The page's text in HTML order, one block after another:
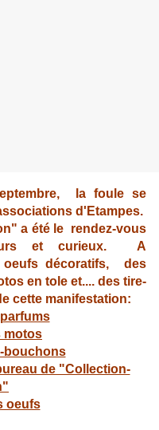
la foule se
d'Etampes.
a été le rendez-vous
et curieux. A
décoratifs, des
en tole et.... des tire-
cette manifestation:
motos
bouchons
de "Collection-
oeufs